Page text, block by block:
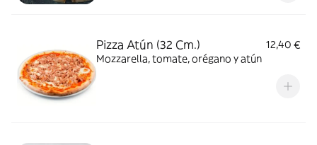
Pizza Atún (32 Cm.)
12,40 €
Mozzarella, tomate, orégano y atún